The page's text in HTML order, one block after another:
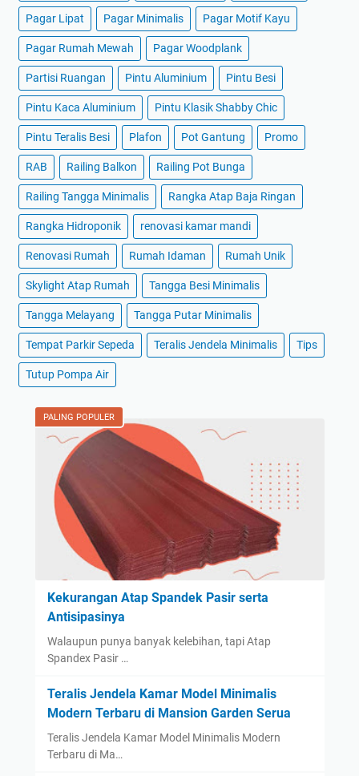
Pagar Lipat Pagar Minimalis Pagar Motif Kayu
Pagar Rumah Mewah Pagar Woodplank
Partisi Ruangan Pintu Aluminium Pintu Besi
Pintu Kaca Aluminium Pintu Klasik Shabby Chic
Pintu Teralis Besi Plafon Pot Gantung Promo
RAB Railing Balkon Railing Pot Bunga
Railing Tangga Minimalis Rangka Atap Baja Ringan
Rangka Hidroponik renovasi kamar mandi
Renovasi Rumah Rumah Idaman Rumah Unik
Skylight Atap Rumah Tangga Besi Minimalis
Tangga Melayang Tangga Putar Minimalis
Tempat Parkir Sepeda Teralis Jendela Minimalis Tips
Tutup Pompa Air
PALING POPULER
Kekurangan Atap Spandek Pasir serta
Antisipasinya
Walaupun punya banyak kelebihan, tapi Atap
Spandex Pasir …
Teralis Jendela Kamar Model Minimalis
Modern Terbaru di Mansion Garden Serua
Teralis Jendela Kamar Model Minimalis Modern
Terbaru di Ma…